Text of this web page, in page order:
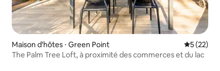
Maison d'hôtes ⋅ Green Point
5 (22)
The Palm Tree Loft, à proximité des commerces et du lac